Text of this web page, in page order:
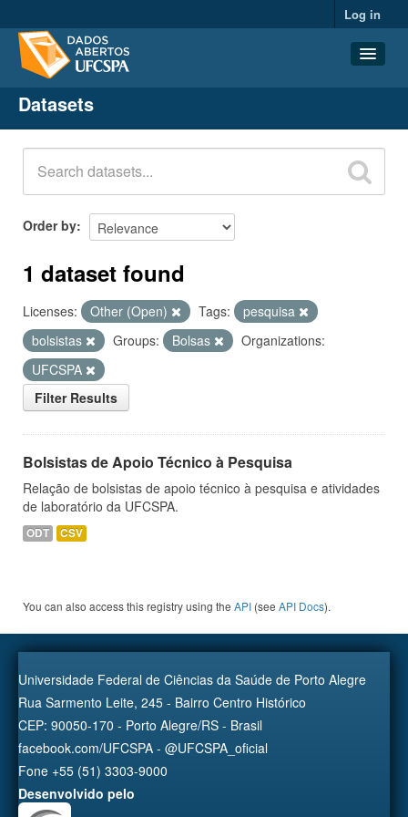
Log in
Datasets
Organizations
Groups
About
Datasets
Order by
1 dataset found
Licenses: Other (Open) Tags:
pesquisa
bolsistas
Groups: Bolsas
Organizations:
UFCSPA
Filter Results
Bolsistas de Apoio Técnico à Pesquisa
Relação de bolsistas de apoio técnico à pesquisa e atividades
de laboratório da UFCSPA.
ODT CSV
You can also access this registry using the API (see API Docs).
Universidade Federal de Ciências da Saúde de Porto Alegre
Rua Sarmento Leite, 245 - Bairro Centro Histórico
CEP: 90050-170 - Porto Alegre/RS - Brasil
facebook.com/UFCSPA - @UFCSPA_oficial
Fone +55 (51) 3303-9000
Desenvolvido pelo